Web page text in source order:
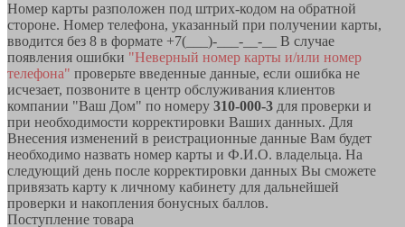
Номер карты разположен под штрих-кодом на обратной
стороне. Номер телефона, указанный при получении карты,
вводится без 8 в формате +7(___)-___-__-__ В случае
появления ошибки "Неверный номер карты и/или номер
телефона" проверьте введенные данные, если ошибка не
исчезает, позвоните в центр обслуживания клиентов
компании "Ваш Дом" по номеру 310-000-3 для проверки и
при необходимости корректировки Ваших данных. Для
Внесения изменений в реистрационные данные Вам будет
необходимо назвать номер карты и Ф.И.О. владельца. На
следующий день после корректировки данных Вы сможете
привязать карту к личному кабинету для дальнейшей
проверки и накопления бонусных баллов.
Поступление товара